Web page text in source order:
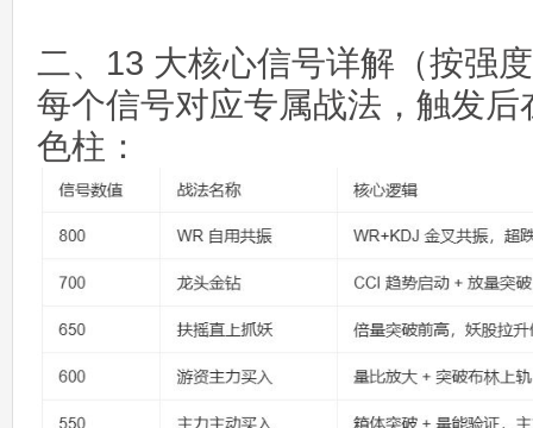
二、13 大核心信号详解（按强
每个信号对应专属战法，触发
色柱：